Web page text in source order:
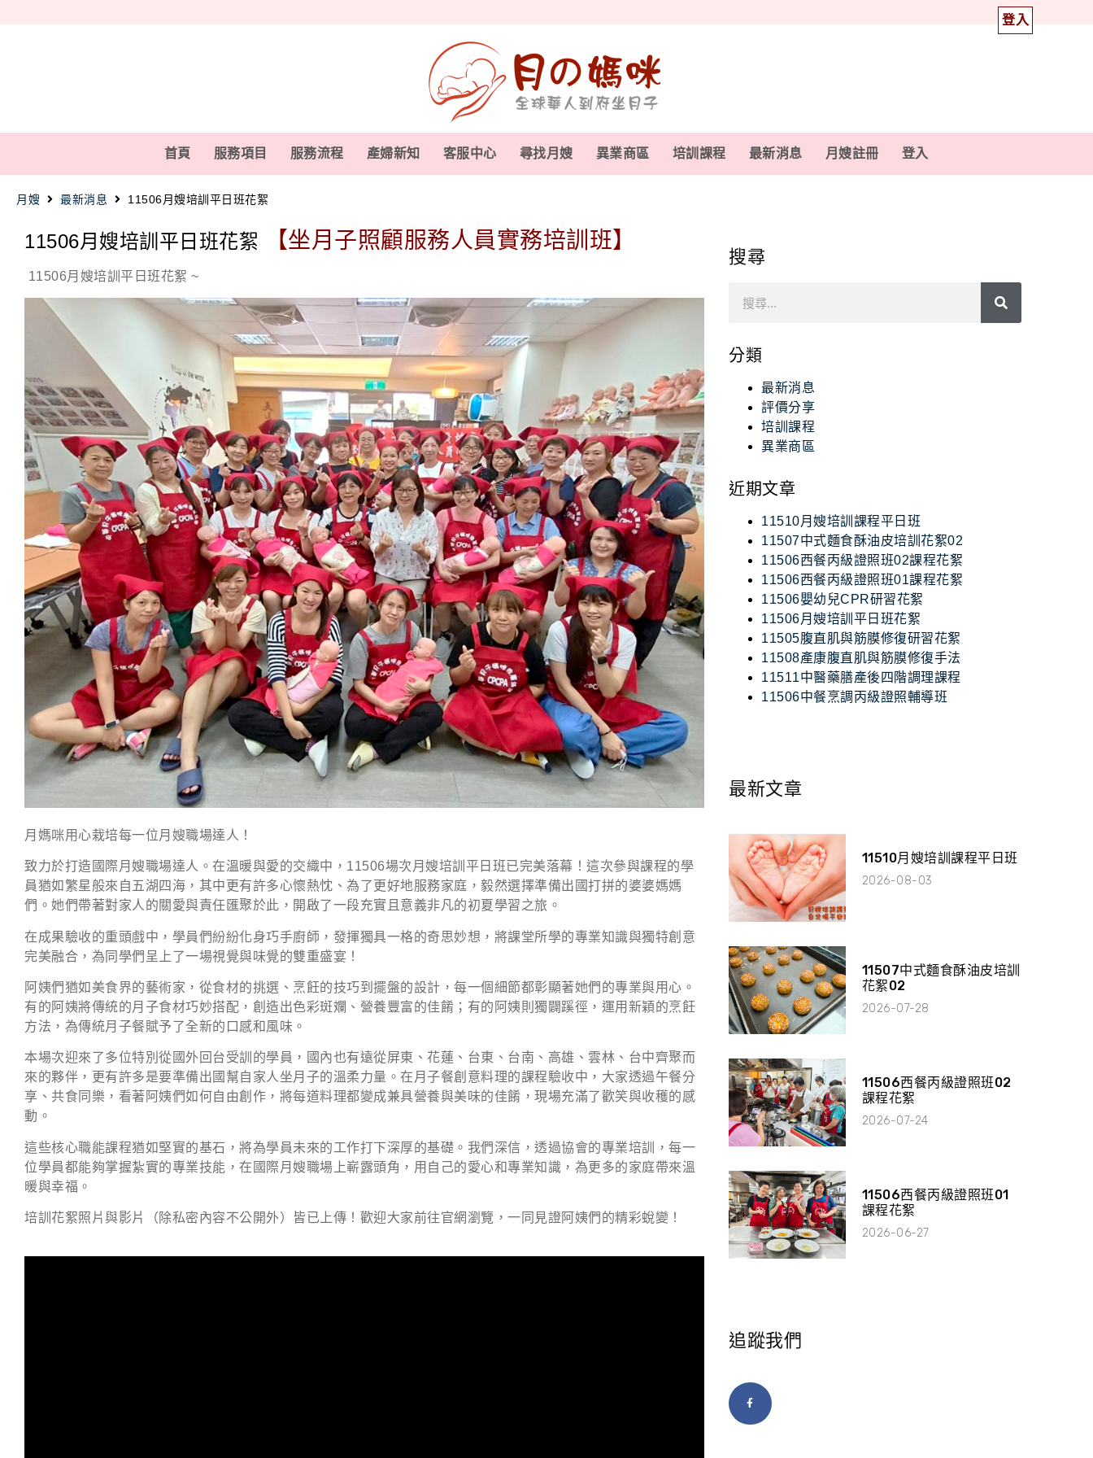
登入
首頁 服務項目 服務流程 產婦新知 客服中心 尋找月嫂 異業商區 培訓課程 最新消息 月嫂註冊 登入
月嫂 最新消息 11506月嫂培訓平日班花絮
11506月嫂培訓平日班花絮 【坐月子照顧服務人員實務培訓班】
11506月嫂培訓平日班花絮 ~
月媽咪用心栽培每一位月嫂職場達人！
致力於打造國際月嫂職場達人。在溫暖與愛的交織中，11506場次月嫂培訓平日班已完美落幕！這次參與課程的學
員猶如繁星般來自五湖四海，其中更有許多心懷熱忱、為了更好地服務家庭，毅然選擇準備出國打拼的婆婆媽媽
們。她們帶著對家人的關愛與責任匯聚於此，開啟了一段充實且意義非凡的初夏學習之旅。
在成果驗收的重頭戲中，學員們紛紛化身巧手廚師，發揮獨具一格的奇思妙想，將課堂所學的專業知識與獨特創意
完美融合，為同學們呈上了一場視覺與味覺的雙重盛宴！
阿姨們猶如美食界的藝術家，從食材的挑選、烹飪的技巧到擺盤的設計，每一個細節都彰顯著她們的專業與用心。
有的阿姨將傳統的月子食材巧妙搭配，創造出色彩斑斕、營養豐富的佳餚；有的阿姨則獨闢蹊徑，運用新穎的烹飪
方法，為傳統月子餐賦予了全新的口感和風味。
本場次迎來了多位特別從國外回台受訓的學員，國內也有遠從屏東、花蓮、台東、台南、高雄、雲林、台中齊聚而
來的夥伴，更有許多是要準備出國幫自家人坐月子的溫柔力量。在月子餐創意料理的課程驗收中，大家透過午餐分
享、共食同樂，看著阿姨們如何自由創作，將每道料理都變成兼具營養與美味的佳餚，現場充滿了歡笑與收穫的感
動。
這些核心職能課程猶如堅實的基石，將為學員未來的工作打下深厚的基礎。我們深信，透過協會的專業培訓，每一
位學員都能夠掌握紮實的專業技能，在國際月嫂職場上嶄露頭角，用自己的愛心和專業知識，為更多的家庭帶來溫
暖與幸福。
培訓花絮照片與影片（除私密內容不公開外）皆已上傳！歡迎大家前往官網瀏覽，一同見證阿姨們的精彩蛻變！
搜尋
分類
最新消息
評價分享
培訓課程
異業商區
近期文章
11510月嫂培訓課程平日班
11507中式麵食酥油皮培訓花絮02
11506西餐丙級證照班02課程花絮
11506西餐丙級證照班01課程花絮
11506嬰幼兒CPR研習花絮
11506月嫂培訓平日班花絮
11505腹直肌與筋膜修復研習花絮
11508產康腹直肌與筋膜修復手法
11511中醫藥膳產後四階調理課程
11506中餐烹調丙級證照輔導班
最新文章
11510月嫂培訓課程平日班
2026-08-03
11507中式麵食酥油皮培訓
花絮02
2026-07-28
11506西餐丙級證照班02
課程花絮
2026-07-24
11506西餐丙級證照班01
課程花絮
2026-06-27
追蹤我們